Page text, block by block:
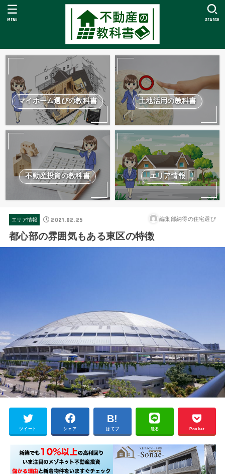
SEARCH
MENU
マイホーム選びの教科書 土地活用の教科書
不動産投資の教科書 エリア情報
エリア情報 2021.02.25 編集部納得の住宅選び
都心部の雰囲気もある東区の特徴
ツイート シェア はてブ 送る Pocket